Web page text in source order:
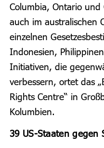
Columbia, Ontario
auch im australischen
einzelnen
Indonesien,
Initiativen, die
verbessern, ortet das
Rights Centre“ in
Kolumbien.
39 US-Staaten gegen